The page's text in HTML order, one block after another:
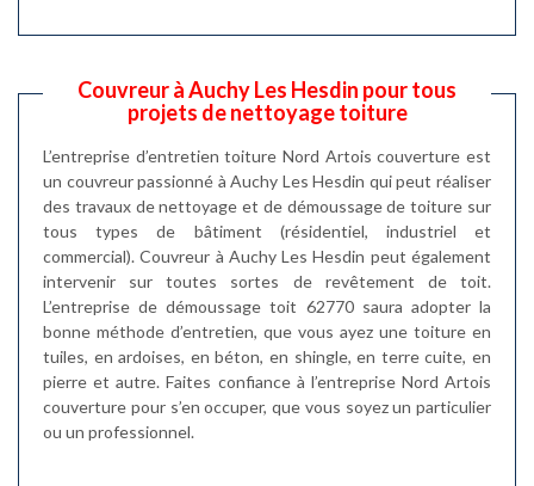
Couvreur à Auchy Les Hesdin pour tous
projets de nettoyage toiture
L’entreprise d’entretien toiture Nord Artois couverture est
un couvreur passionné à Auchy Les Hesdin qui peut réaliser
des travaux de nettoyage et de démoussage de toiture sur
tous types de bâtiment (résidentiel, industriel et
commercial). Couvreur à Auchy Les Hesdin peut également
intervenir sur toutes sortes de revêtement de toit.
L’entreprise de démoussage toit 62770 saura adopter la
bonne méthode d’entretien, que vous ayez une toiture en
tuiles, en ardoises, en béton, en shingle, en terre cuite, en
pierre et autre. Faites confiance à l’entreprise Nord Artois
couverture pour s’en occuper, que vous soyez un particulier
ou un professionnel.